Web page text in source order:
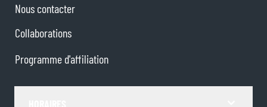
Nous contacter
Collaborations
Programme d'affiliation